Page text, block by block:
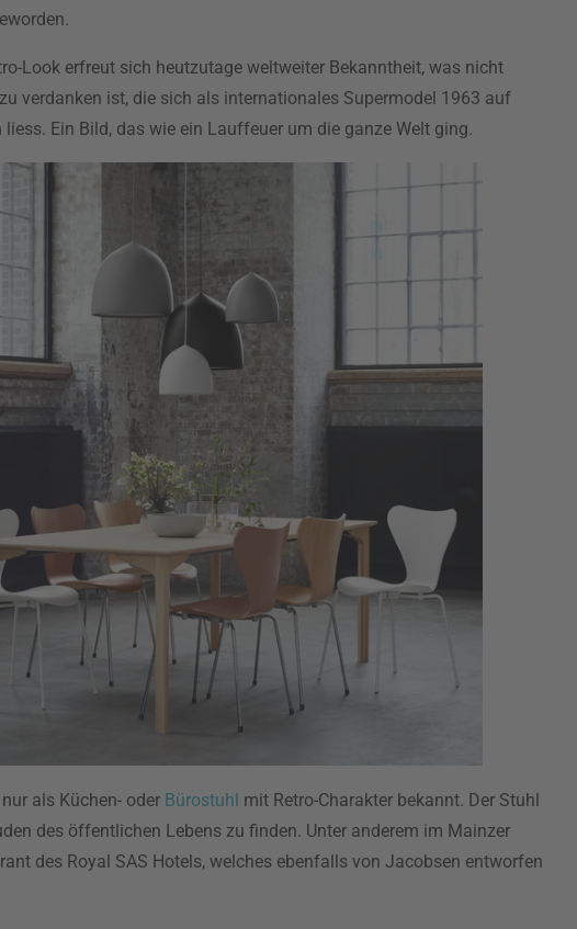
Look erfreut sich heutzutage weltweiter Bekanntheit, was nicht
verdanken ist, die sich als internationales Supermodel 1963 auf
Ein Bild, das wie ein Lauffeuer um die ganze Welt ging.
als Küchen- oder Bürostuhl mit Retro-Charakter bekannt. Der Stuhl
des öffentlichen Lebens zu finden. Unter anderem im Mainzer
des Royal SAS Hotels, welches ebenfalls von Jacobsen entworfen